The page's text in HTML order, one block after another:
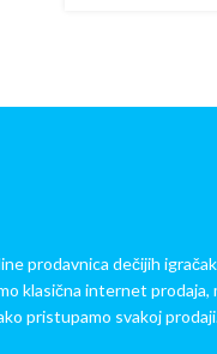
prodavnica dečijih
klasična internet prodaja,
pristupamo svakoj